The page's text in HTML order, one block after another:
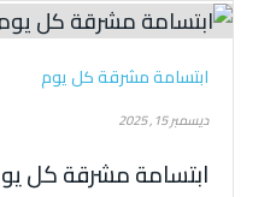
ابتسامة مشرقة كل يوم
ديسمبر 15, 2025
ابتسامة مشرقة كل